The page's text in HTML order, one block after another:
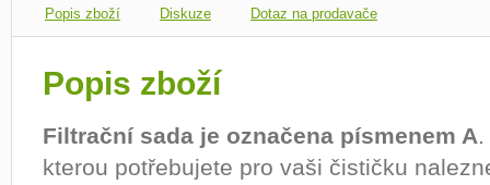
Popis zboží Diskuze Dotaz na prodavače
Popis zboží
Filtrační sada je označena písmenem A
kterou potřebujete pro vaši čističku